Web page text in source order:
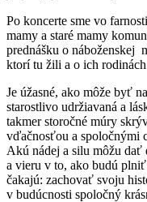
Po koncerte sme vo
mamy a staré mamy
prednášku o náboženskej
ktorí tu žili a o ich
Je úžasné, ako môže byť
starostlivo udržiavaná a
takmer storočné múry
vďačnosťou a spoločnými
Akú nádej a silu môžu dať
a vieru v to, ako budú
čakajú: zachovať svoju
v budúcnosti spoločný